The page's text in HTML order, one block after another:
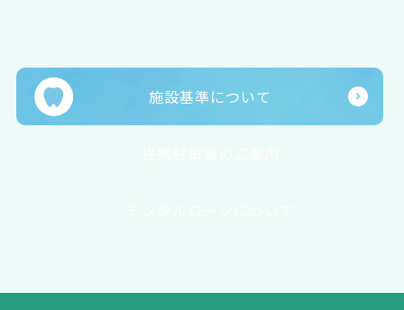
施設基準について